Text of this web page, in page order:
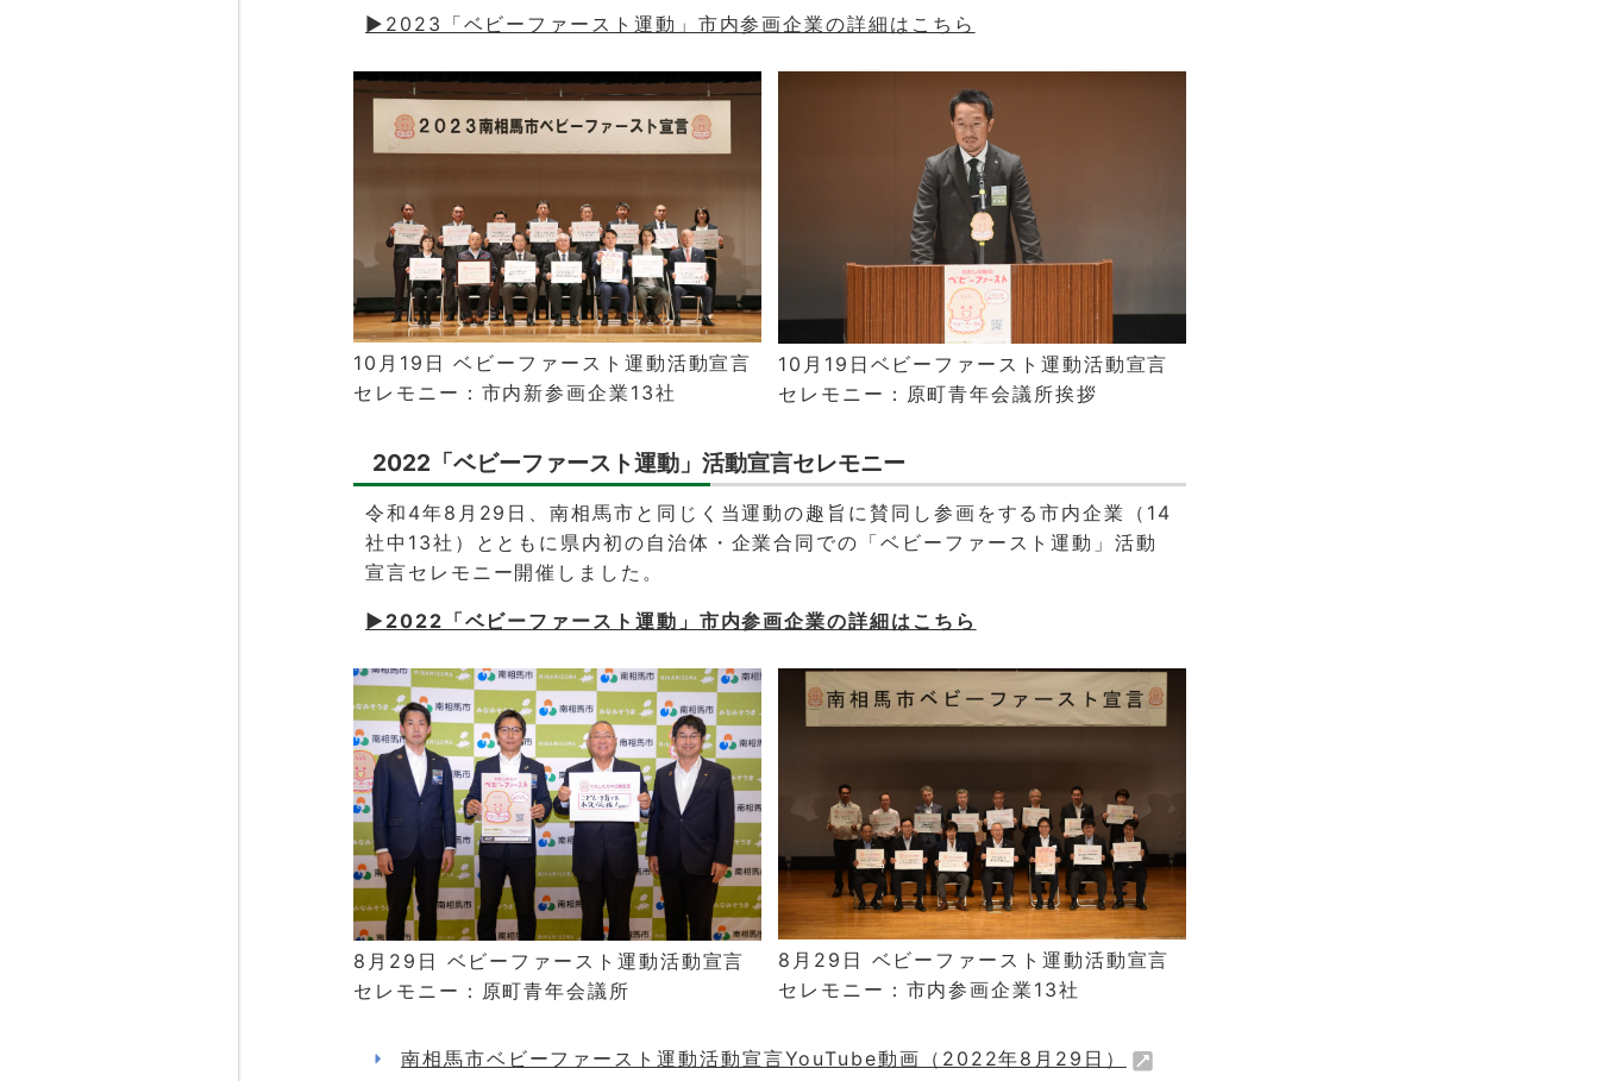
▶2023「ベビーファースト運動」市内参画企業の詳細はこちら
10月19日 ベビーファースト運動活動宣言
セレモニー：市内新参画企業13社
10月19日ベビーファースト運動活動宣言
セレモニー：原町青年会議所挨拶
2022「ベビーファースト運動」活動宣言セレモニー
令和4年8月29日、南相馬市と同じく当運動の趣旨に賛同し参画をする市内企業（14
社中13社）とともに県内初の自治体・企業合同での「ベビーファースト運動」活動
宣言セレモニー開催しました。
▶2022「ベビーファースト運動」市内参画企業の詳細はこちら
8月29日 ベビーファースト運動活動宣言
セレモニー：原町青年会議所
8月29日 ベビーファースト運動活動宣言
セレモニー：市内参画企業13社
南相馬市ベビーファースト運動活動宣言YouTube動画（2022年8月29日）